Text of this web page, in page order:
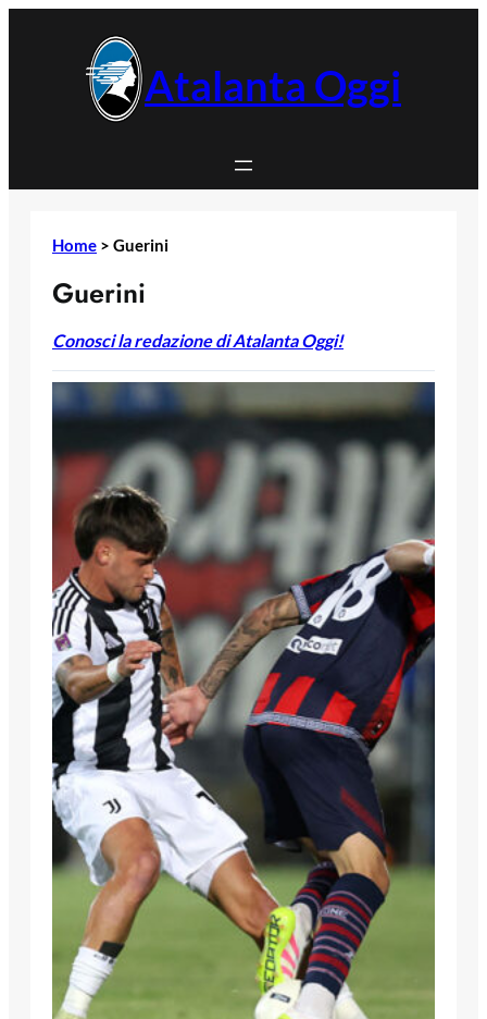
Atalanta Oggi
Home > Guerini
Guerini
Conosci la redazione di Atalanta Oggi!